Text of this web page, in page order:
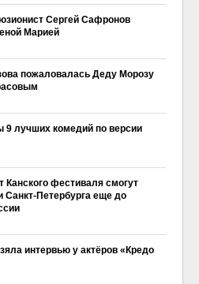
Сергей Сафронов
Марией
пожаловалась Деду Морозу
9 лучших комедий по версии
фестиваля смогут
Санкт-Петербурга еще до
интервью у актёров «Кредо